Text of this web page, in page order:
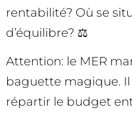
rentabilité? Où se
d’équilibre? ⚖️
Attention: le MER
baguette magique.
répartir le budget